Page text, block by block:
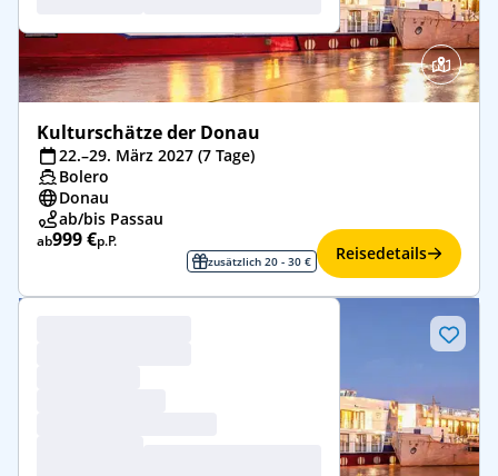
Kulturschätze der Donau
22.–29. März 2027 (7 Tage)
Bolero
Donau
ab/bis Passau
ab999 €p.P.
zusätzlich 20 - 30 € Reisedetails